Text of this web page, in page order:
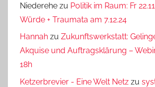
Niederehe zu Politik im Raum: Fr
Würde + Traumata am 7.12.24
Hannah zu Zukunftswerkstatt:
Akquise und Auftragsklärung –
18h
Ketzerbrevier - Eine Welt Netz zu